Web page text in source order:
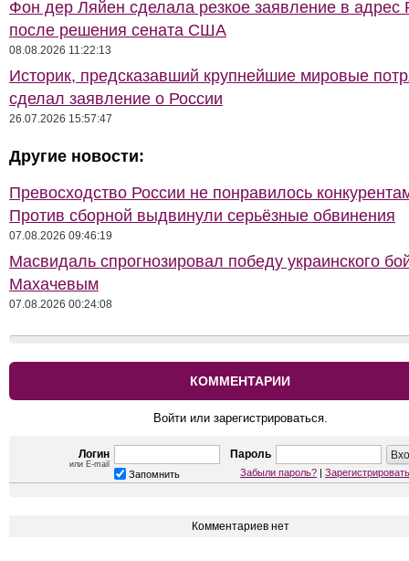
Фон дер Ляйен сделала резкое заявление в адрес
после решения сената США
08.08.2026 11:22:13
Историк, предсказавший крупнейшие мировые
сделал заявление о России
26.07.2026 15:57:47
Другие новости:
Превосходство России не понравилось
Против сборной выдвинули серьёзные обвинения
07.08.2026 09:46:19
Масвидаль спрогнозировал победу украинского
Махачевым
07.08.2026 00:24:08
КОММЕНТАРИИ
Войти или зарегистрироваться.
Логин
или E-mail
Пароль
Запомнить Забыли пароль? |
Комментариев нет